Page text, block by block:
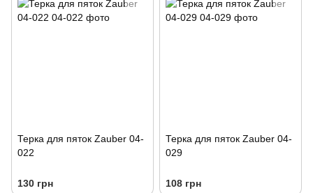
Терка для пяток Zauber 04-
022
130 грн
Терка для пяток Zauber 04-
029
108 грн